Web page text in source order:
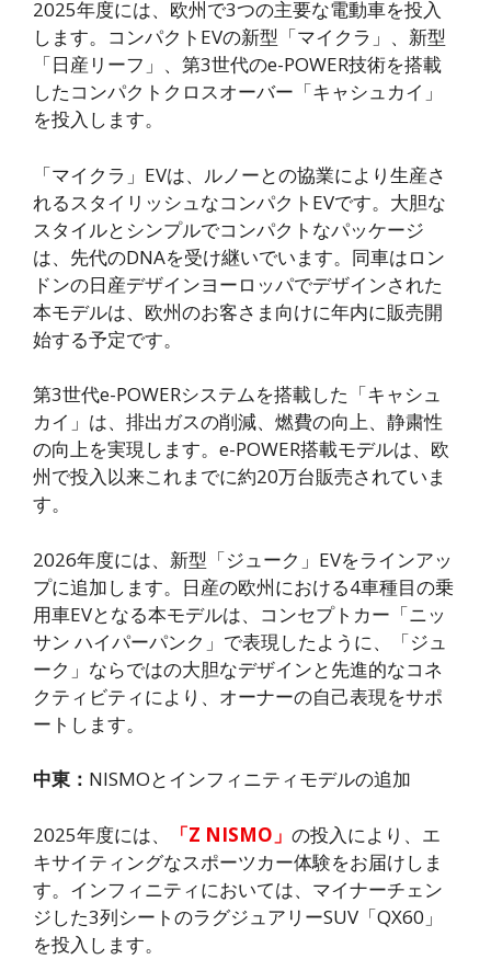
2025年度には、欧州で3つの主要な電動車を投入
します。コンパクトEVの新型「マイクラ」、新型
「日産リーフ」、第3世代のe-POWER技術を搭載
したコンパクトクロスオーバー「キャシュカイ」
を投入します。
「マイクラ」EVは、ルノーとの協業により生産さ
れるスタイリッシュなコンパクトEVです。大胆な
スタイルとシンプルでコンパクトなパッケージ
は、先代のDNAを受け継いでいます。同車はロン
ドンの日産デザインヨーロッパでデザインされた
本モデルは、欧州のお客さま向けに年内に販売開
始する予定です。
第3世代e-POWERシステムを搭載した「キャシュ
カイ」は、排出ガスの削減、燃費の向上、静粛性
の向上を実現します。e-POWER搭載モデルは、欧
州で投入以来これまでに約20万台販売されていま
す。
2026年度には、新型「ジューク」EVをラインアッ
プに追加します。日産の欧州における4車種目の乗
用車EVとなる本モデルは、コンセプトカー「ニッ
サン ハイパーパンク」で表現したように、「ジュ
ーク」ならではの大胆なデザインと先進的なコネ
クティビティにより、オーナーの自己表現をサポ
ートします。
中東： NISMOとインフィニティモデルの追加
2025年度には、 「Z NISMO」 の投入により、エ
キサイティングなスポーツカー体験をお届けしま
す。インフィニティにおいては、マイナーチェン
ジした3列シートのラグジュアリーSUV「QX60」
を投入します。